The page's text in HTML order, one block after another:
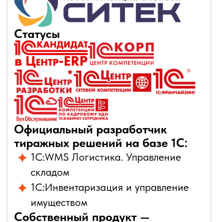
Директор
Антон Калуцкий
Руководитель
направления «Партнёрская сеть»